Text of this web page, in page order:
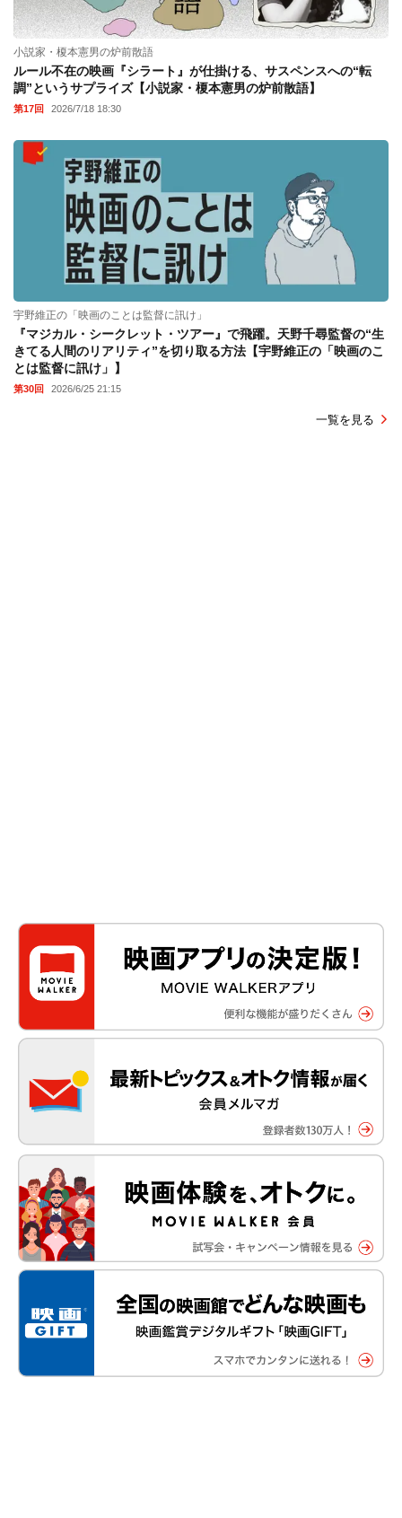
小説家・榎本憲男の炉前散語
ルール不在の映画『シラート』が仕掛ける、サスペンスへの“転
調”というサプライズ【小説家・榎本憲男の炉前散語】
第17回 2026/7/18 18:30
宇野維正の「映画のことは監督に訊け」
『マジカル・シークレット・ツアー』で飛躍。天野千尋監督の“生
きてる人間のリアリティ”を切り取る方法【宇野維正の「映画のこ
とは監督に訊け」】
第30回 2026/6/25 21:15
一覧を見る